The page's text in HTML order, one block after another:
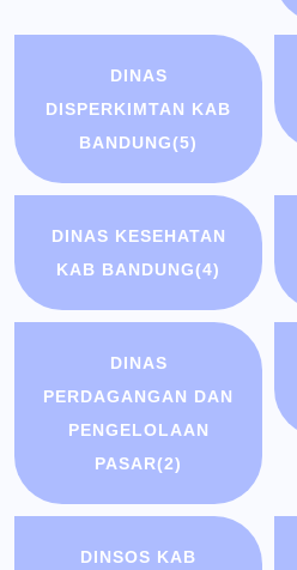
DINAS
DISPERKIMTAN KAB
BANDUNG(5)
DINAS KESEHATAN
KAB BANDUNG(4)
DINAS
PERDAGANGAN DAN
PENGELOLAAN
PASAR(2)
DINSOS KAB